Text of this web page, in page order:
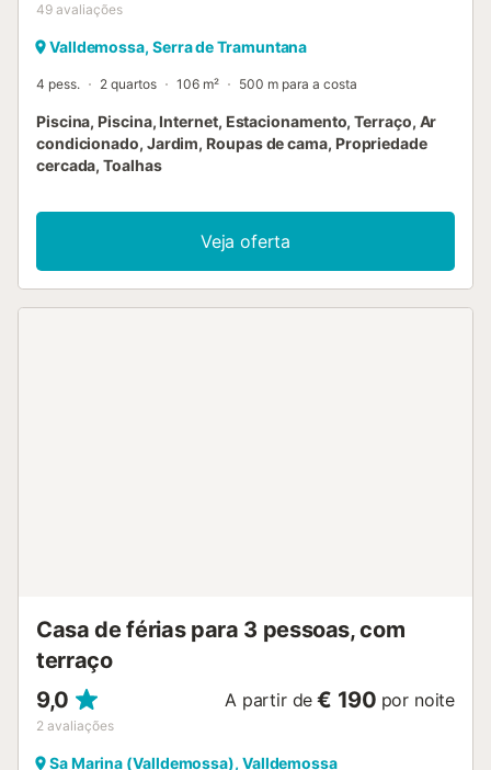
49 avaliações
Valldemossa, Serra de Tramuntana
4 pess. 2 quartos 106 m² 500 m para a costa
Piscina, Piscina, Internet, Estacionamento, Terraço, Ar
condicionado, Jardim, Roupas de cama, Propriedade
cercada, Toalhas
Veja oferta
Casa de férias para 3 pessoas, com
terraço
9,0
2 avaliações
A partir de € 190 por noite
Sa Marina (Valldemossa), Valldemossa